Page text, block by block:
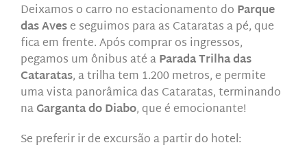
Deixamos o carro no estacionamento do Parque
das Avese seguimos para as Cataratas a pé, que
fica em frente. Após comprar os ingressos,
pegamos um ônibus até aParada Trilha das
Cataratas, a trilha tem 1.200 metros, e permite
uma vista panorâmica das Cataratas, terminando
naGarganta do Diabo, que é emocionante!
Se preferir ir de excursão a partir do hotel: